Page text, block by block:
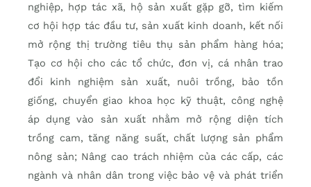
nghiệp, hợp tác xã, hộ sản xuất gặp gỡ, tìm kiếm
cơ hội hợp tác đầu tư, sản xuất kinh doanh, kết nối
mở rộng thị trường tiêu thụ sản phẩm hàng hóa;
Tạo cơ hội cho các tổ chức, đơn vị, cá nhân trao
đổi kinh nghiệm sản xuất, nuôi trồng, bảo tồn
giống, chuyển giao khoa học kỹ thuật, công nghệ
áp dụng vào sản xuất nhằm mở rộng diện tích
trồng cam, tăng năng suất, chất lượng sản phẩm
nông sản; Nâng cao trách nhiệm của các cấp, các
ngành và nhân dân trong việc bảo vệ và phát triển